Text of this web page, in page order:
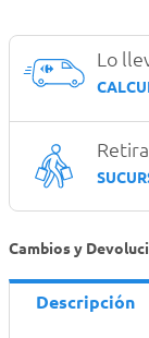
Lo
Cambios y
Descripción